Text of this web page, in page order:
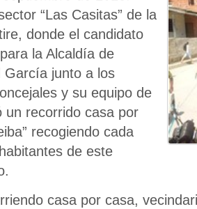
“Las Casitas” de la
donde el candidato
la Alcaldía de
García junto a los
y su equipo de
un recorrido casa por
recogiendo cada
de este
casa por casa,